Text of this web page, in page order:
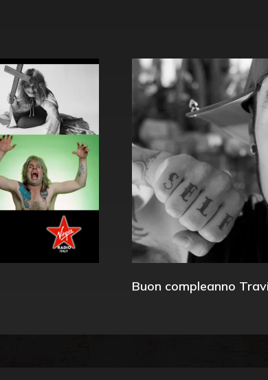
Buon compleanno